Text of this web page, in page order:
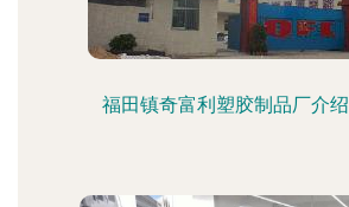
福田镇奇富利塑胶制品厂介